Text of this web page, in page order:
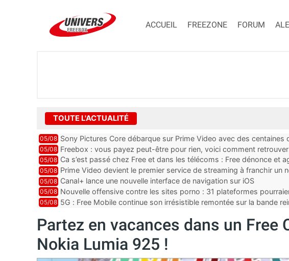
ACCUEIL FREEZONE FORUM
TOUTE L'ACTUALITÉ
05/08 Sony Pictures Core débarque sur Prime Video avec des
05/08 Freebox : vous payez peut-être pour rien, voici comment
abonnements TV oubliés
05/08 Ca s’est passé chez Free et dans les télécoms : Free dénonce et
pointe le bout de...
05/08 Prime Video devient le premier service de streaming à franchir un
ce lancement
05/08 Canal+ lance une nouvelle interface de navigation sur iOS
05/08 Nouvelle offensive contre les sites porno : 31 plateformes
par Orange, Free, SF...
05/08 5G : Free Mobile continue son irrésistible remontée sur la bande
Partez en vacances dans un Free
Nokia Lumia 925 !